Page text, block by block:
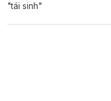
"tái sinh"